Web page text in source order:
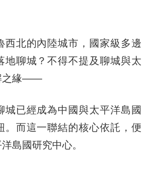
北的內陸城市，國家級多邊
地聊城？不得不提及聊城與太
之緣——
已經成為中國與太平洋島國
。而這一聯結的核心依託，便
島國研究中心。